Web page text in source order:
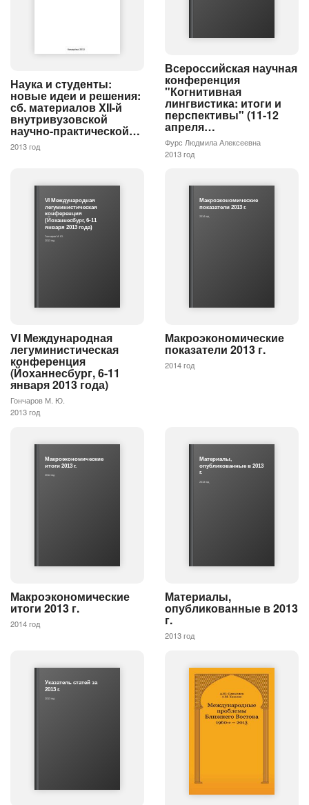
Наука и студенты:
новые идеи и решения:
сб. материалов XII-й
внутривузовской
научно-практической…
2013 год
Всероссийская научная
конференция
"Когнитивная
лингвистика: итоги и
перспективы" (11-12
апреля…
Фурс Людмила Алексеевна
2013 год
VI Международная
легуминистическая
конференция
(Йоханнесбург, 6-11
января 2013 года)
Гончаров М. Ю.
2013 год
VI Международная
легуминистическая
конференция
(Йоханнесбург, 6-11
января 2013 года)
Гончаров М. Ю.
2013 год
Макроэкономические
показатели 2013 г.
2014 год
Макроэкономические
показатели 2013 г.
2014 год
Макроэкономические
итоги 2013 г.
2014 год
Макроэкономические
итоги 2013 г.
2014 год
Материалы,
опубликованные в 2013
г.
2013 год
Материалы,
опубликованные в 2013
г.
2013 год
Указатель статей за
2013 г.
2013 год